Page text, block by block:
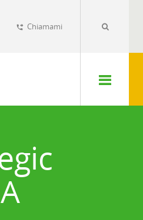
phone_forwarded Chiamami